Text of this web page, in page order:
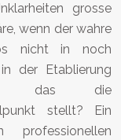
grosse
wenn der wahre
nicht in noch
der Etablierung
das die
stellt? Ein